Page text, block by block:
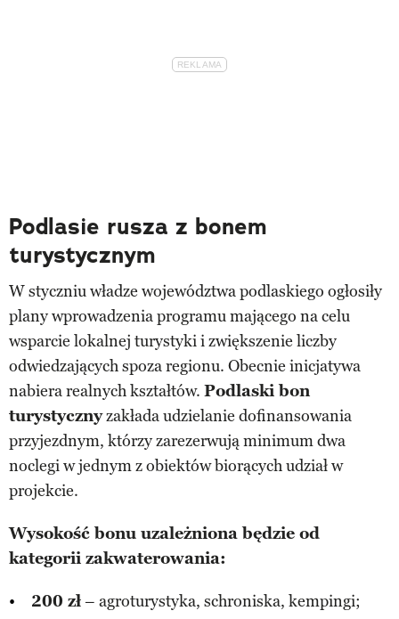
Podlasie rusza z bonem
turystycznym
W styczniu władze województwa podlaskiego ogłosiły
plany wprowadzenia programu mającego na celu
wsparcie lokalnej turystyki i zwiększenie liczby
odwiedzających spoza regionu. Obecnie inicjatywa
nabiera realnych kształtów. Podlaski bon
turystycznyzakłada udzielanie dofinansowania
przyjezdnym, którzy zarezerwują minimum dwa
noclegi w jednym z obiektów biorących udział w
projekcie.
Wysokość bonu uzależniona będzie od
kategorii zakwaterowania:
200 zł– agroturystyka, schroniska, kempingi;